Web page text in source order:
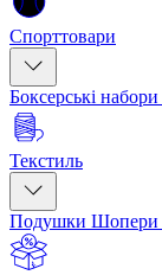
Спорттовари
Боксерські набори
Текстиль
Подушки Шопери